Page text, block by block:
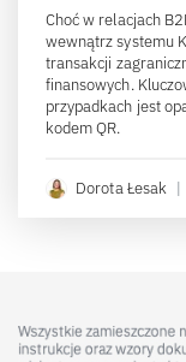
Choć w relacjach
wewnątrz systemu
transakcji
finansowych.
przypadkach jest
kodem QR.
Dorota Łesak |